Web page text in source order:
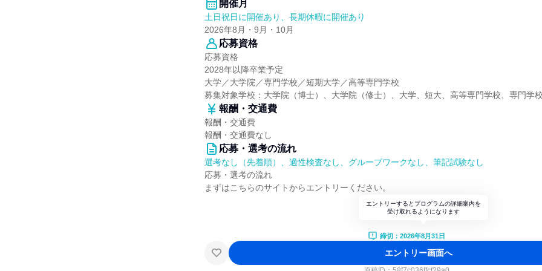
開催月
土日祝日に開催あり、長期休暇に開催あり
2026年8月・9月・10月
応募資格
応募資格
2028年以降卒業予定
大学／大学院／専門学校／短期大学／高等専門学校
募集対象学校：大学院（博士）、大学院（修士）、大学、短大、高等専門学校、専門学
報酬・交通費
報酬・交通費
報酬・交通費なし
応募・選考の流れ
選考なし（先着順）、適性検査なし、グループワークなし、筆記試験なし
応募・選考の流れ
まずはこちらのサイトからエントリーください。
エントリーするとプログラムの詳細案内を
受け取れるようになります
締切：2026年8月31日
エントリー画面へ